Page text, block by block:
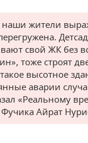
жители
свой ЖК без
тоже строят
высотное
аварии
«Реальному
Фучика Айрат